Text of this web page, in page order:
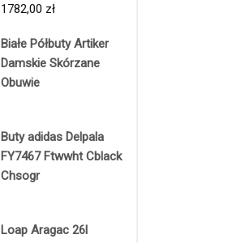
1782,00 zł
Białe Półbuty Artiker
Damskie Skórzane
Obuwie
Buty adidas Delpala
FY7467 Ftwwht Cblack
Chsogr
Loap Aragac 26l